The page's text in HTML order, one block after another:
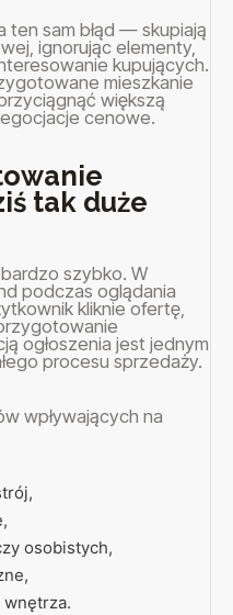
ten sam błąd — skupiają
ignorując elementy,
kupujących.
mieszkanie
większą
cenowe.
tak duże
szybko. W
podczas oglądania
kliknie ofertę,
ogłoszenia jest jednym
procesu sprzedaży.
wpływających na
osobistych,